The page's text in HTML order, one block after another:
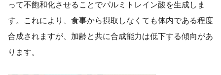
って不飽和化させることでパルミトレイン酸を生成しま
す。これにより、食事から摂取しなくても体内である程度
合成されますが、加齢と共に合成能力は低下する傾向があ
ります。